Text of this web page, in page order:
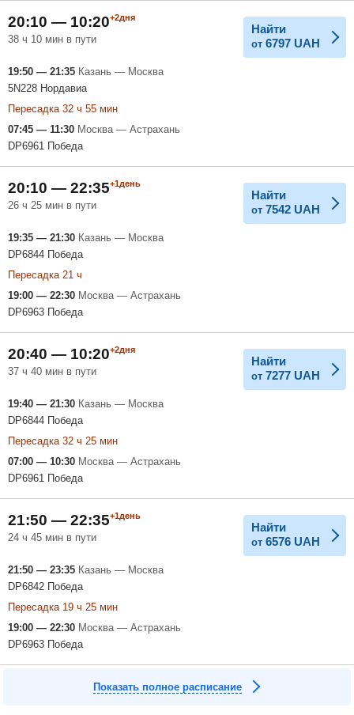
20:10 — 10:20+2дня
38 ч 10 мин в пути
Найти
от 6797 UAH
19:50 — 21:35 Казань — Москва
5N228 Нордавиа
Пересадка 32 ч 55 мин
07:45 — 11:30 Москва — Астрахань
DP6961 Победа
20:10 — 22:35+1день
26 ч 25 мин в пути
Найти
от 7542 UAH
19:35 — 21:30 Казань — Москва
DP6844 Победа
Пересадка 21 ч
19:00 — 22:30 Москва — Астрахань
DP6963 Победа
20:40 — 10:20+2дня
37 ч 40 мин в пути
Найти
от 7277 UAH
19:40 — 21:30 Казань — Москва
DP6844 Победа
Пересадка 32 ч 25 мин
07:00 — 10:30 Москва — Астрахань
DP6961 Победа
21:50 — 22:35+1день
24 ч 45 мин в пути
Найти
от 6576 UAH
21:50 — 23:35 Казань — Москва
DP6842 Победа
Пересадка 19 ч 25 мин
19:00 — 22:30 Москва — Астрахань
DP6963 Победа
Показать полное расписание